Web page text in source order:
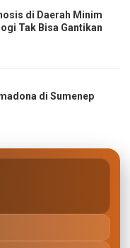
di Daerah Minim
Tak Bisa Gantikan
di Sumenep